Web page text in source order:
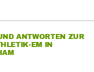
ANTWORTEN ZUR
EM IN